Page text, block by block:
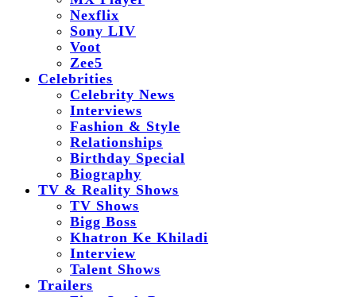
Nexflix
Sony LIV
Voot
Zee5
Celebrities
Celebrity News
Interviews
Fashion & Style
Relationships
Birthday Special
Biography
TV & Reality Shows
TV Shows
Bigg Boss
Khatron Ke Khiladi
Interview
Talent Shows
Trailers